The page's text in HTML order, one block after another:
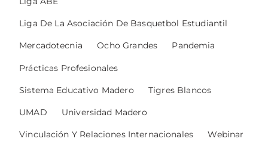
Liga De La Asociación De Basquetbol Estudiantil
Mercadotecnia Ocho Grandes Pandemia
Prácticas Profesionales
Sistema Educativo Madero Tigres Blancos
UMAD Universidad Madero
Vinculación Y Relaciones Internacionales Webinar